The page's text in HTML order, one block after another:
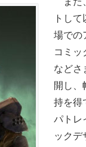
トし
場での
コミッ
などさ
開し、
持を得
パトレ
ックデ